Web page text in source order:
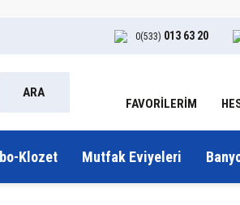
0(533) 013 63 20
ARA
FAVORİLERİM
Klozet Mutfak Eviyeleri